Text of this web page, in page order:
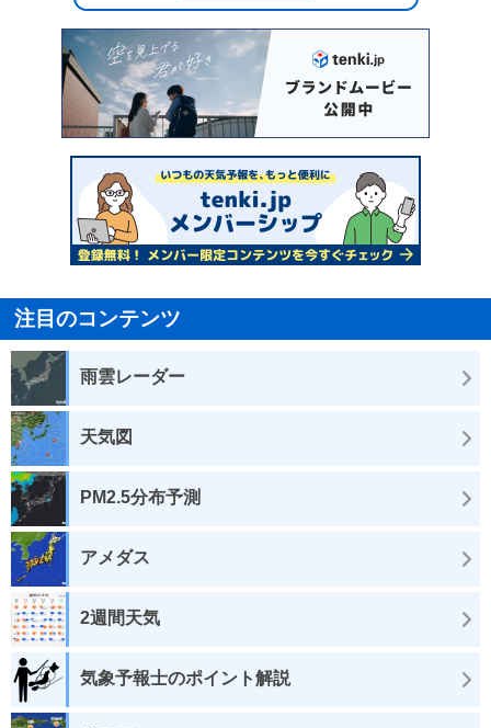
注目のコンテンツ
雨雲レーダー
天気図
PM2.5分布予測
アメダス
2週間天気
気象予報士のポイント解説